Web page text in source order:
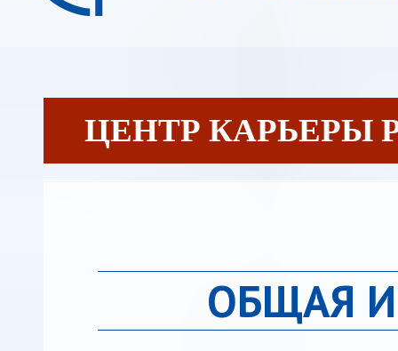
ЦЕНТР КАРЬЕРЫ
ОБЩАЯ